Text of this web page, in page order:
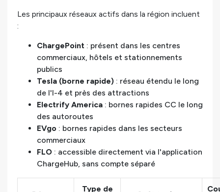
Les principaux réseaux actifs dans la région incluent
:
ChargePoint : présent dans les centres
commerciaux, hôtels et stationnements
publics
Tesla (borne rapide) : réseau étendu le long
de l'I-4 et près des attractions
Electrify America : bornes rapides CC le long
des autoroutes
EVgo : bornes rapides dans les secteurs
commerciaux
FLO : accessible directement via l'application
ChargeHub, sans compte séparé
Type de